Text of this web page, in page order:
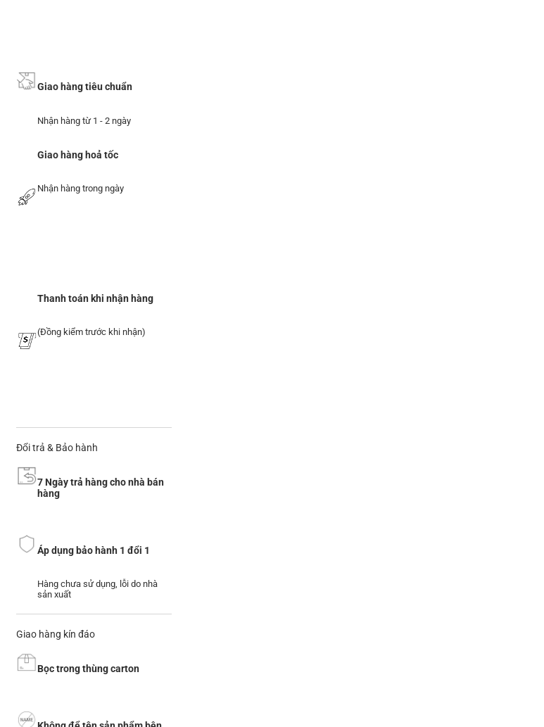
Giao hàng tiêu chuẩn
Nhận hàng từ 1 - 2 ngày
Giao hàng hoả tốc
Nhận hàng trong ngày
Thanh toán khi nhận hàng
(Đồng kiểm trước khi nhận)
Đổi trả & Bảo hành
7 Ngày trả hàng cho nhà bán
hàng
Áp dụng bảo hành 1 đổi 1
Hàng chưa sử dụng, lỗi do nhà
sản xuất
Giao hàng kín đáo
Bọc trong thùng carton